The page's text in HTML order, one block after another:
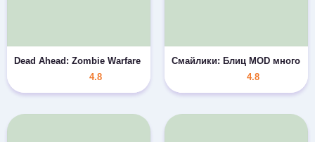
Dead Ahead: Zombie Warfare MOD бесплатные покупки
4.8
Смайлики: Блиц MOD много
4.8